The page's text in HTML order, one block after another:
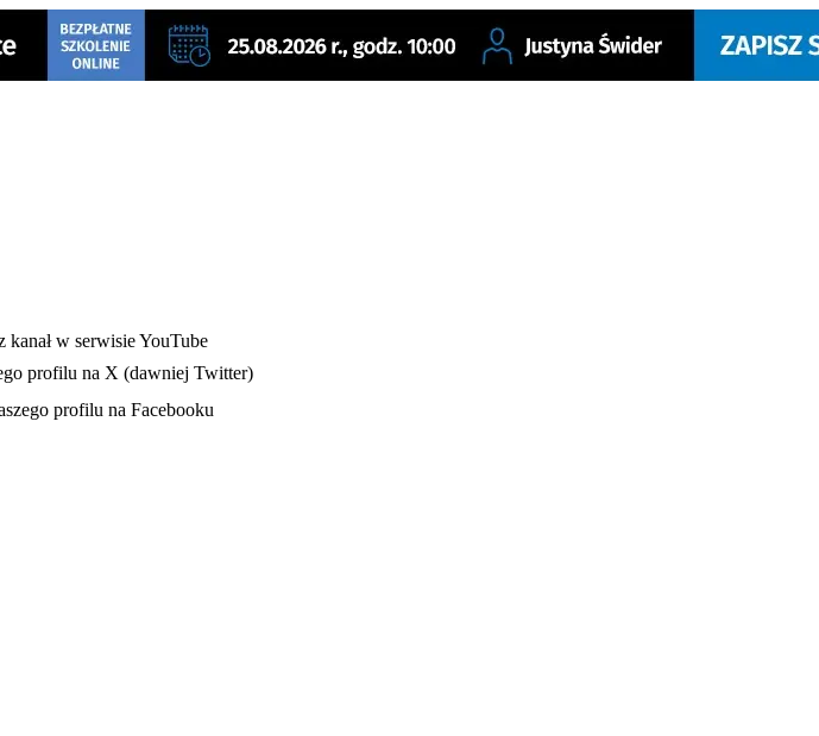
nowej karcie
kanał w serwisie YouTube
profilu na X (dawniej Twitter)
w nowej karcieprofilu na Facebooku